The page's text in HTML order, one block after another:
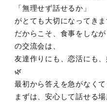
「無理せず話せるか」
がとても大切になってきま
だからこそ、食事をしな
の交流会は、
友達作りにも、恋活にも
🌿
最初から答えを急がなくて
まずは、安心して話せる場